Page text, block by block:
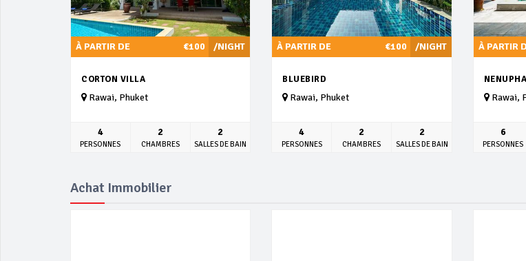
/NIGHT
À PARTIR DE €100
CORTON VILLA
Rawai, Phuket
4
PERSONNES
2
CHAMBRES
2
SALLES DE BAIN
/NIGHT
À PARTIR DE €100
BLUEBIRD
Rawai, Phuket
4
PERSONNES
2
CHAMBRES
2
SALLES DE BAIN
À PARTIR
Rawai,
6
PERSONNES
Achat Immobilier